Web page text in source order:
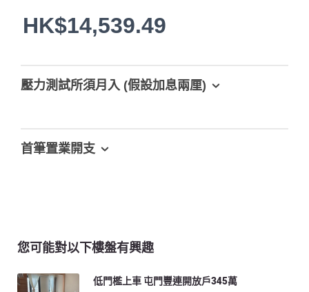
HK$14,539.49
壓力測試所須月入 (假設加息兩厘)
首筆置業開支
您可能對以下樓盤有興趣
低門檻上車 屯門豐連開放戶345萬